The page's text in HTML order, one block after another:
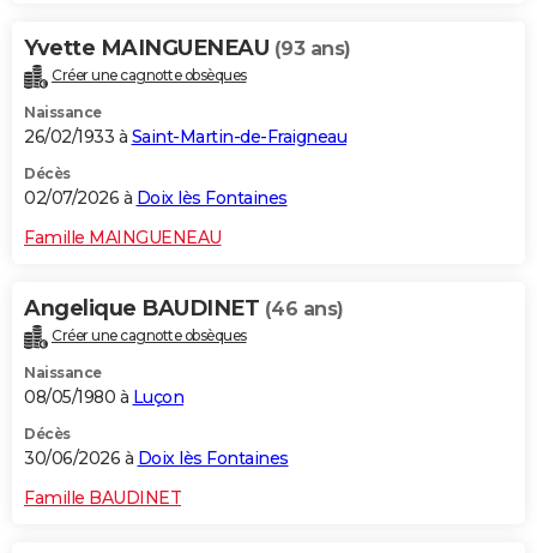
Yvette MAINGUENEAU (93 ans)
Créer une cagnotte obsèques
Naissance
26/02/1933 à Saint-Martin-de-Fraigneau
Décès
02/07/2026 à Doix lès Fontaines
Famille MAINGUENEAU
Angelique BAUDINET (46 ans)
Créer une cagnotte obsèques
Naissance
08/05/1980 à Luçon
Décès
30/06/2026 à Doix lès Fontaines
Famille BAUDINET